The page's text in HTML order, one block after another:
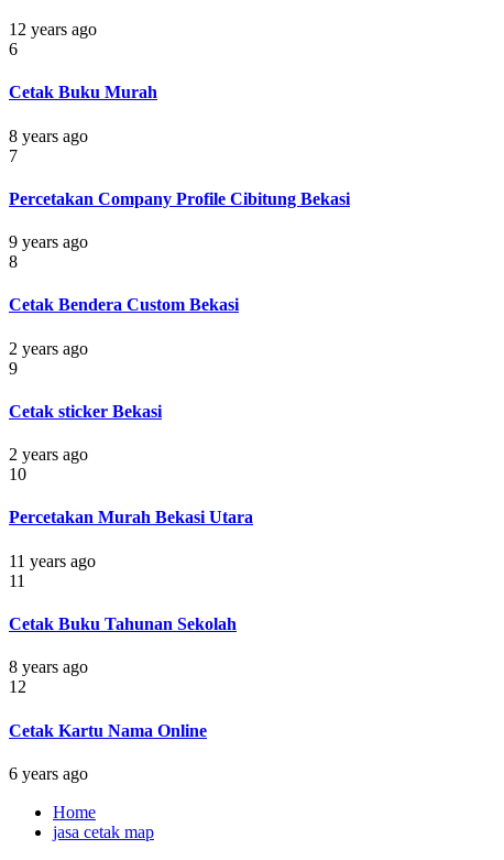
12 years ago
6
Cetak Buku Murah
8 years ago
7
Percetakan Company Profile Cibitung Bekasi
9 years ago
8
Cetak Bendera Custom Bekasi
2 years ago
9
Cetak sticker Bekasi
2 years ago
10
Percetakan Murah Bekasi Utara
11 years ago
11
Cetak Buku Tahunan Sekolah
8 years ago
12
Cetak Kartu Nama Online
6 years ago
Home
jasa cetak map